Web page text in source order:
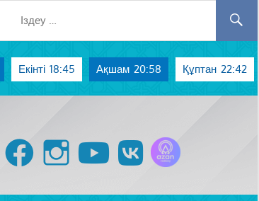
Екінті 18:45 Ақшам 20:58 Құптан 22:42
whatsapp facebook instagram youtubevk